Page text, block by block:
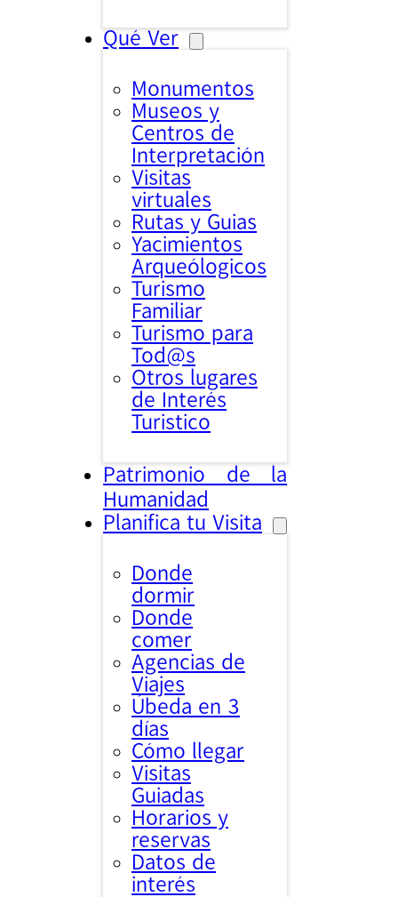
Qué Ver
Monumentos
Museos y
Centros de
Interpretación
Visitas
virtuales
Rutas y Guias
Yacimientos
Arqueólogicos
Turismo
Familiar
Turismo para
Tod@s
Otros lugares
de Interés
Turistico
Patrimonio de la
Humanidad
Planifica tu Visita
Donde
dormir
Donde
comer
Agencias de
Viajes
Úbeda en 3
días
Cómo llegar
Visitas
Guiadas
Horarios y
reservas
Datos de
interés